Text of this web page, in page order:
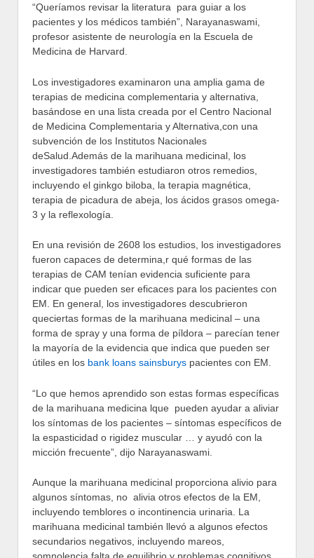
“Queríamos revisar la literatura para guiar a los
pacientes y los médicos también”, Narayanaswami,
profesor asistente de neurología en la Escuela de
Medicina de Harvard.
Los investigadores examinaron una amplia gama de
terapias de medicina complementaria y alternativa,
basándose en una lista creada por el Centro Nacional
de Medicina Complementaria y Alternativa,con una
subvención de los Institutos Nacionales
deSalud.Además de la marihuana medicinal, los
investigadores también estudiaron otros remedios,
incluyendo el ginkgo biloba, la terapia magnética,
terapia de picadura de abeja, los ácidos grasos omega-
3 y la reflexología.
En una revisión de 2608 los estudios, los investigadores
fueron capaces de determina,r qué formas de las
terapias de CAM tenían evidencia suficiente para
indicar que pueden ser eficaces para los pacientes con
EM. En general, los investigadores descubrieron
queciertas formas de la marihuana medicinal – una
forma de spray y una forma de píldora – parecían tener
la mayoría de la evidencia que indica que pueden ser
útiles en los bank loans sainsburys pacientes con EM.
“Lo que hemos aprendido son estas formas específicas
de la marihuana medicina lque pueden ayudar a aliviar
los síntomas de los pacientes – síntomas específicos de
la espasticidad o rigidez muscular … y ayudó con la
micción frecuente”, dijo Narayanaswami.
Aunque la marihuana medicinal proporciona alivio para
algunos síntomas, no alivia otros efectos de la EM,
incluyendo temblores o incontinencia urinaria. La
marihuana medicinal también llevó a algunos efectos
secundarios negativos, incluyendo mareos,